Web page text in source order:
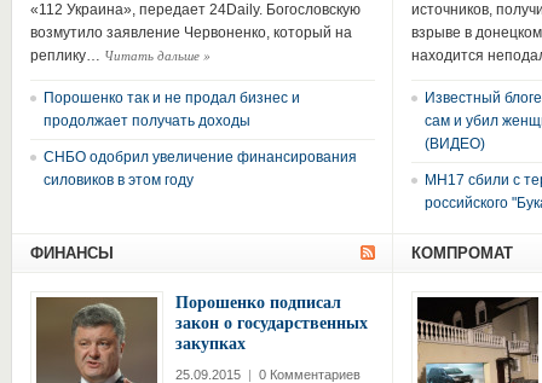
«112 Украина», передает 24Daily. Богословскую
возмутило заявление Червоненко, который на
реплику… Читать дальше »
Порошенко так и не продал бизнес и
продолжает получать доходы
СНБО одобрил увеличение финансирования
силовиков в этом году
источников,
взрыве в
находится
Известный
сам и убил
(ВИДЕО)
MH17 сбили с
российского
ФИНАНСЫ
Порошенко подписал
закон о государственных
закупках
25.09.2015 | 0 Комментариев
КОМПРОМАТ